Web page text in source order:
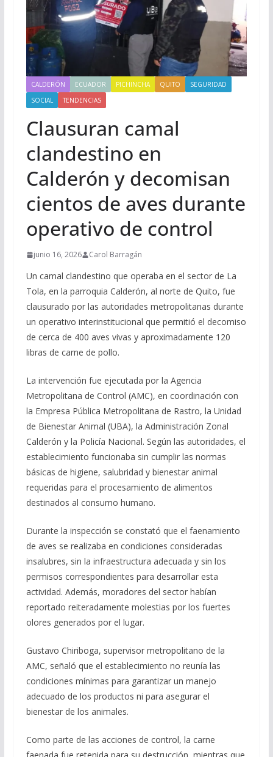
CALDERÓN ECUADOR PICHINCHA QUITO
SEGURIDAD
SOCIAL
TENDENCIAS
Clausuran camal
clandestino en
Calderón y decomisan
cientos de aves durante
operativo de control
junio 16, 2026 Carol Barragán
Un camal clandestino que operaba en el sector de La
Tola, en la parroquia Calderón, al norte de Quito, fue
clausurado por las autoridades metropolitanas durante
un operativo interinstitucional que permitió el decomiso
de cerca de 400 aves vivas y aproximadamente 120
libras de carne de pollo.
La intervención fue ejecutada por la Agencia
Metropolitana de Control (AMC), en coordinación con
la Empresa Pública Metropolitana de Rastro, la Unidad
de Bienestar Animal (UBA), la Administración Zonal
Calderón y la Policía Nacional. Según las autoridades, el
establecimiento funcionaba sin cumplir las normas
básicas de higiene, salubridad y bienestar animal
requeridas para el procesamiento de alimentos
destinados al consumo humano.
Durante la inspección se constató que el faenamiento
de aves se realizaba en condiciones consideradas
insalubres, sin la infraestructura adecuada y sin los
permisos correspondientes para desarrollar esta
actividad. Además, moradores del sector habían
reportado reiteradamente molestias por los fuertes
olores generados por el lugar.
Gustavo Chiriboga, supervisor metropolitano de la
AMC, señaló que el establecimiento no reunía las
condiciones mínimas para garantizar un manejo
adecuado de los productos ni para asegurar el
bienestar de los animales.
Como parte de las acciones de control, la carne